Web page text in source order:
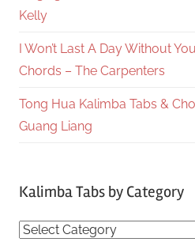
Kelly
I Won’t Last A Day Without
Chords – The Carpenters
Tong Hua Kalimba Tabs &
Guang Liang
Kalimba Tabs by Category
Kalimba